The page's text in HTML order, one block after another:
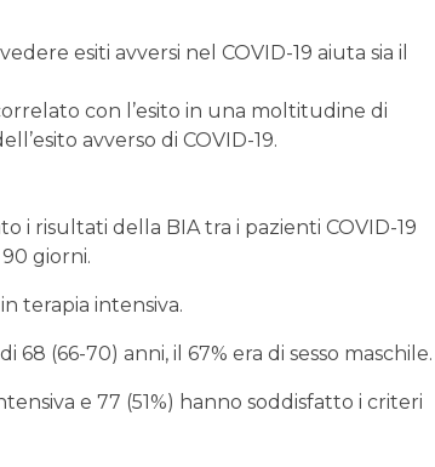
esiti avversi nel COVID-19 aiuta sia il
con l’esito in una moltitudine di
avverso di COVID-19.
i risultati della BIA tra i pazienti COVID-19
giorni.
terapia intensiva.
(66-70) anni, il 67% era di sesso maschile.
e 77 (51%) hanno soddisfatto i criteri